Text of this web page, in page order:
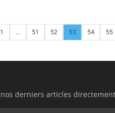
1 ... 51 52 53 54 55
derniers articles